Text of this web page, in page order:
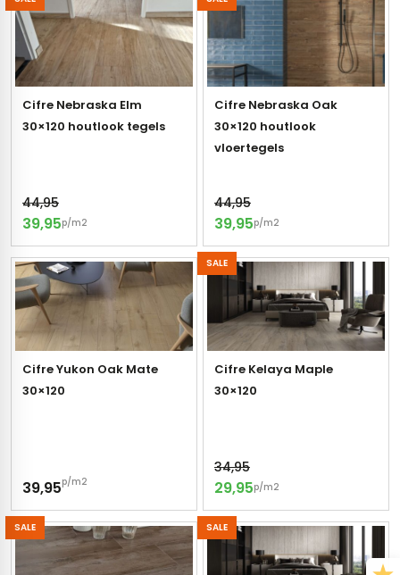
Cifre Nebraska Elm
30×120 houtlook tegels
44,95
39,95p/m2
Cifre Nebraska Oak
30×120 houtlook
vloertegels
44,95
39,95p/m2
Cifre Yukon Oak Mate
30×120
39,95p/m2
SALE
Cifre Kelaya Maple
30×120
34,95
29,95p/m2
SALE SALE
betonlook
marmerlook
tegels
tegels
vloertegels
(multiformato)
33 x 33 cm
wandtegels